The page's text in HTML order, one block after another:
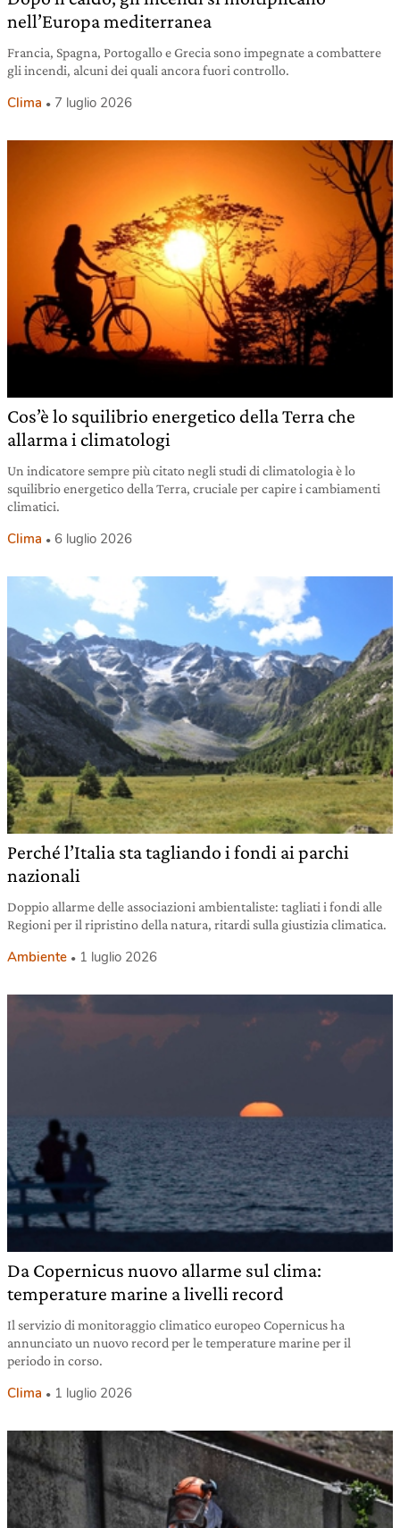
nell’Europa mediterranea
Francia, Spagna, Portogallo e Grecia sono impegnate a combattere
gli incendi, alcuni dei quali ancora fuori controllo.
Clima 7 luglio 2026
Cos’è lo squilibrio energetico della Terra che
allarma i climatologi
Un indicatore sempre più citato negli studi di climatologia è lo
squilibrio energetico della Terra, cruciale per capire i cambiamenti
climatici.
Clima 6 luglio 2026
Perché l’Italia sta tagliando i fondi ai parchi
nazionali
Doppio allarme delle associazioni ambientaliste: tagliati i fondi alle
Regioni per il ripristino della natura, ritardi sulla giustizia climatica.
Ambiente 1 luglio 2026
Da Copernicus nuovo allarme sul clima:
temperature marine a livelli record
Il servizio di monitoraggio climatico europeo Copernicus ha
annunciato un nuovo record per le temperature marine per il
periodo in corso.
Clima 1 luglio 2026